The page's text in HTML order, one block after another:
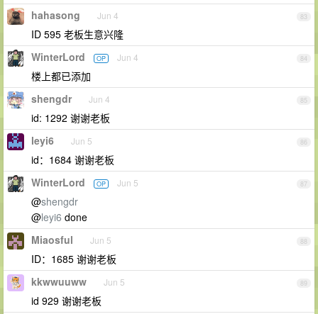
83
hahasong Jun 4
ID 595 老板生意兴隆
84
WinterLord OP Jun 4
楼上都已添加
85
shengdr Jun 4
id: 1292 谢谢老板
86
leyi6 Jun 5
id：1684 谢谢老板
87
WinterLord OP Jun 5
@shengdr
@leyi6 done
88
Miaosful Jun 5
ID：1685 谢谢老板
89
kkwwuuww Jun 5
id 929 谢谢老板